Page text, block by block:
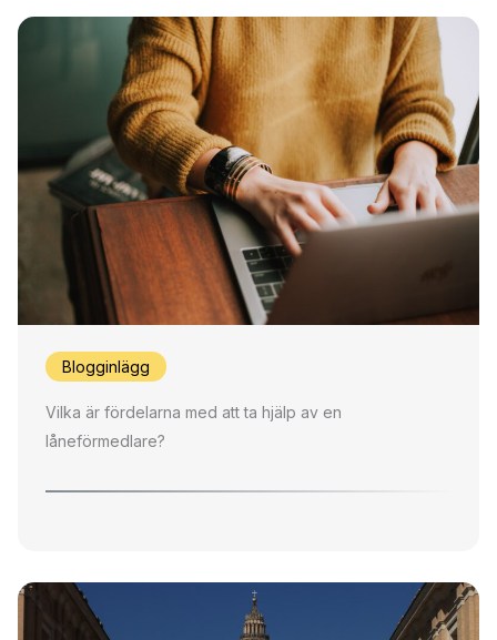
Blogginlägg
Vilka är fördelarna med att ta hjälp av en
låneförmedlare?